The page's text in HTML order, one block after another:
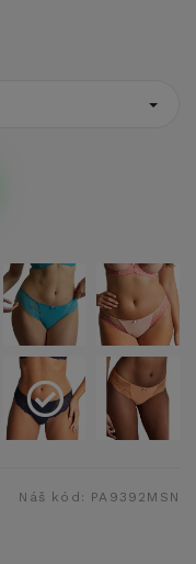
Náš kód: PA9392MSN